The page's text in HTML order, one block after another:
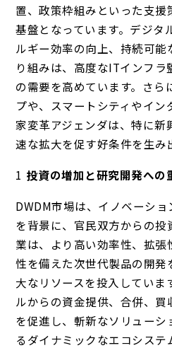
置、政策枠組みといった支
基盤となっています。デジタ
ルギー効率の向上、持続可
り組みは、高度なITインフラ
の需要を高めています。さら
プや、スマートシティやイ
家変革アジェンダは、特に新
速な拡大を促す好条件を生み
投資の増加と研究開発への
DWDM市場は、イノベーシ
を背景に、官民双方からの投
業は、より高い効率性、拡
性を備えた次世代製品の開
大なリソースを投入していま
ルからの資金提供、合併、
を促進し、斬新なソリュー
るダイナミックなエコシス